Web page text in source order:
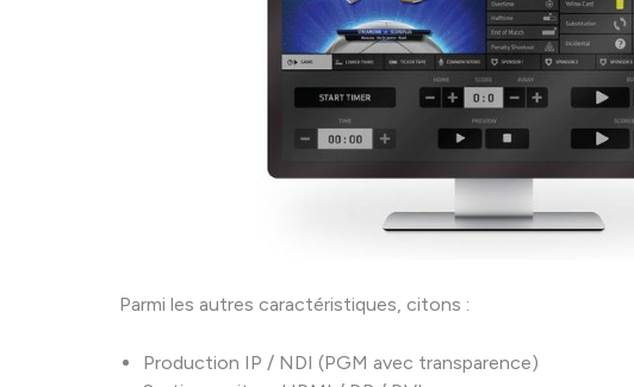
Parmi les autres caractéristiques, citons :
Production IP / NDI (PGM avec transparence)